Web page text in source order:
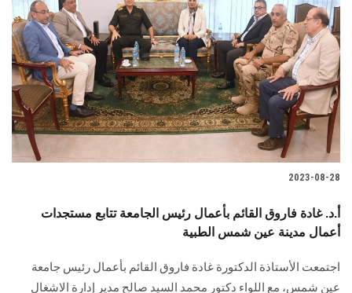
2023-08-28
أ.د. غادة فاروق القائم بأعمال رئيس الجامعة تتابع مستجدات
أعمال مدينة عين شمس الطبية
اجتمعت الأستاذة الدكتورة غادة فاروق القائم بأعمال رئيس جامعة
عين شمس، مع اللواء دكتور محمد السيد صالح مدير إدارة الاشغال